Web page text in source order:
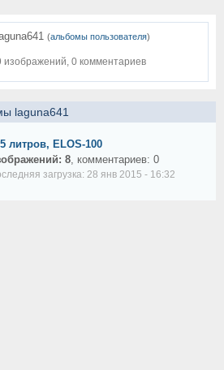
(альбомы пользователя)
изображений, 0 комментариев
laguna641
литров, ELOS-100
8, комментариев: 0
загрузка: 28 янв 2015 - 16:32